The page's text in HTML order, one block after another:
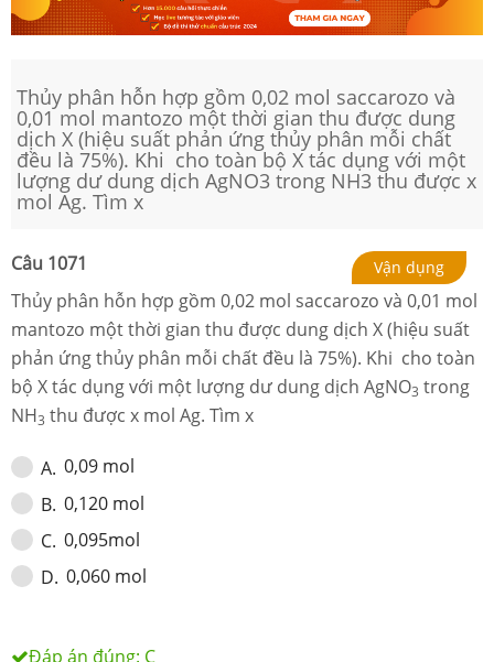
Thủy phân hỗn hợp gồm 0,02 mol saccarozo và
0,01 mol mantozo một thời gian thu được dung
dịch X (hiệu suất phản ứng thủy phân mỗi chất
đều là 75%). Khi cho toàn bộ X tác dụng với một
lượng dư dung dịch AgNO3 trong NH3 thu được x
mol Ag. Tìm x
Câu 1071 Vận dụng
Thủy phân hỗn hợp gồm 0,02 mol saccarozo và 0,01 mol
mantozo một thời gian thu được dung dịch X (hiệu suất
phản ứng thủy phân mỗi chất đều là 75%). Khi cho toàn
bộ X tác dụng với một lượng dư dung dịch AgNO3 trong
NH3 thu được x mol Ag. Tìm x
A. 0,09 mol
B. 0,120 mol
C. 0,095mol
D. 0,060 mol
Đáp án đúng: C